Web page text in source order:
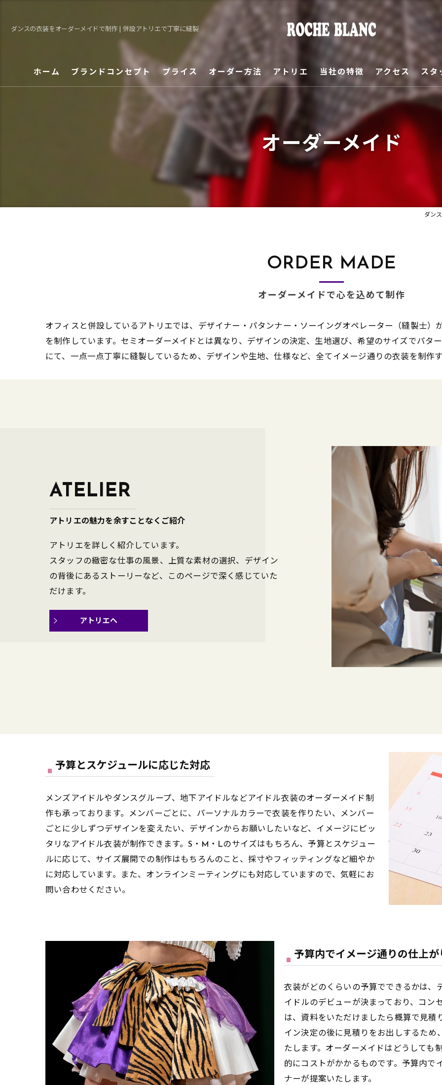
ダンスの衣装をオーダーメイドで制作 | 併設アトリエで丁寧に縫製
ホーム ブランドコンセプト プライス オーダー方法 アトリエ 当社の特徴
ギャラリー
アクセス スタ
オーダーメイド
ダン
オーダーメイドで心を込めて制作
ORDER MADE
オフィスと併設しているアトリエでは、デザイナー・パタンナー・ソーイングオペレーター（縫製士）
を制作しています。セミオーダーメイドとは異なり、デザインの決定、生地選び、希望のサイズでパタ
にて、一点一点丁寧に縫製しているため、デザインや生地、仕様など、全てイメージ通りの衣装を制作
ATELIER
アトリエの魅力を余すことなくご紹介
アトリエを詳しく紹介しています。
スタッフの緻密な仕事の風景、上質な素材の選択、デザイン
の背後にあるストーリーなど、このページで深く感じていた
だけます。
アトリエへ
予算とスケジュールに応じた対応
メンズアイドルやダンスグループ、地下アイドルなどアイドル衣装のオーダーメイド制
作も承っております。メンバーごとに、パーソナルカラーで衣装を作りたい、メンバー
ごとに少しずつデザインを変えたい、デザインからお願いしたいなど、イメージにピッ
タリなアイドル衣装が制作できます。S・M・Lのサイズはもちろん、予算とスケジュー
ルに応じて、サイズ展開での制作はもちろんのこと、採寸やフィッティングなど細やか
に対応しています。また、オンラインミーティングにも対応していますので、気軽にお
問い合わせください。
予算内でイメージ通りの仕上が
衣装がどのくらいの予算でできるかは、
イドルのデビューが決まっており、コン
は、資料をいただけましたら概算で見積
イン決定の後に見積りをお出しするため
たします。オーダーメイドはどうしても
的にコストがかかるものです。予算内で
ナーが提案いたします。